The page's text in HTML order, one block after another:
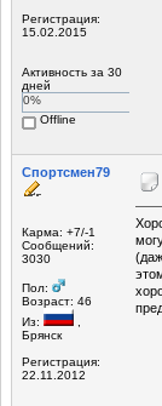
Регистрация:
15.02.2015
Активность за 30
дней
0%
Offline
Спортсмен79
Карма: +7/-1
Сообщений:
3030
Пол:
Возраст: 46
Из:
Брянск
Регистрация:
22.11.2012